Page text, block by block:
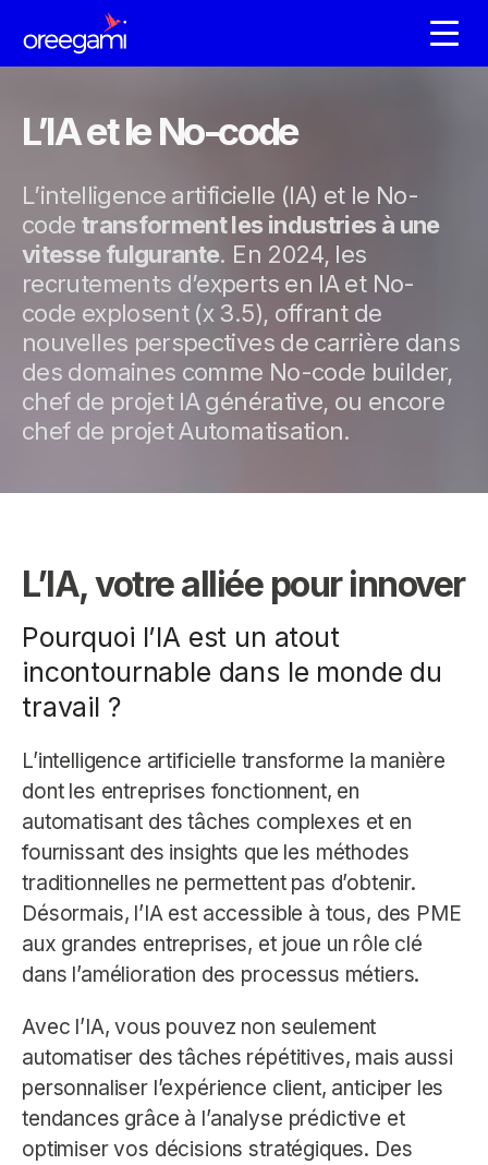
L’IA et le No-code
L’intelligence artificielle (IA) et le No-
code transforment les industries à une
vitesse fulgurante. En 2024, les
recrutements d’experts en IA et No-
code explosent (x 3.5), offrant de
nouvelles perspectives de carrière dans
des domaines comme No-code builder,
chef de projet IA générative, ou encore
chef de projet Automatisation.
L’IA, votre alliée pour innover
Pourquoi l’IA est un atout
incontournable dans le monde du
travail ?
L’intelligence artificielle transforme la manière
dont les entreprises fonctionnent, en
automatisant des tâches complexes et en
fournissant des insights que les méthodes
traditionnelles ne permettent pas d’obtenir.
Désormais, l’IA est accessible à tous, des PME
aux grandes entreprises, et joue un rôle clé
dans l’amélioration des processus métiers.
Avec l’IA, vous pouvez non seulement
automatiser des tâches répétitives, mais aussi
personnaliser l’expérience client, anticiper les
tendances grâce à l’analyse prédictive et
optimiser vos décisions stratégiques. Des